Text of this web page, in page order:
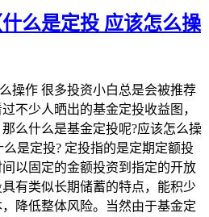
么是定投 应该怎么操
操作 很多投资小白总是会被推荐
不少人晒出的基金定投收益图，
么什么是基金定投呢?应该怎么操
么是定投? 定投指的是定期定额投
以固定的金额投资到指定的开放
有类似长期储蓄的特点，能积少
降低整体风险。当然由于基金定